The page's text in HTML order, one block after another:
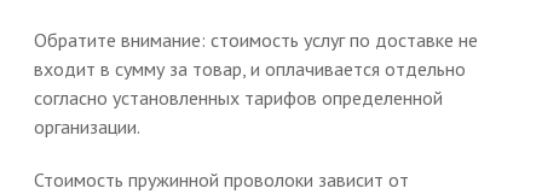
Обратите внимание: стоимость услуг по доставке не
входит в сумму за товар, и оплачивается отдельно
согласно установленных тарифов определенной
организации.
Стоимость пружинной проволоки зависит от